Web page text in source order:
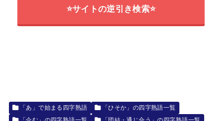
⭐サイトの逆引き検索⭐
「あ」で始まる四字熟語
「ひそか」の四字熟語一覧